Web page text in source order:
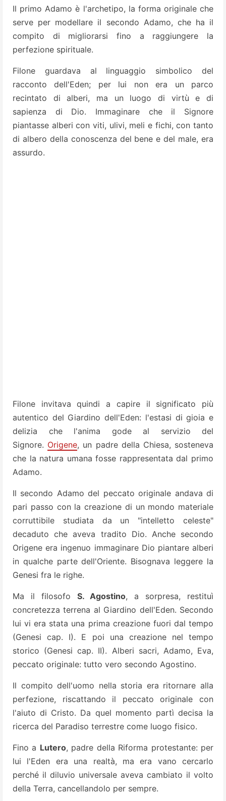
Il primo Adamo è l'archetipo, la forma originale che
serve per modellare il secondo Adamo, che ha il
compito di migliorarsi fino a raggiungere la
perfezione spirituale.
Filone guardava al linguaggio simbolico del
racconto dell'Eden; per lui non era un parco
recintato di alberi, ma un luogo di virtù e di
sapienza di Dio. Immaginare che il Signore
piantasse alberi con viti, ulivi, meli e fichi, con tanto
di albero della conoscenza del bene e del male, era
assurdo.
Filone invitava quindi a capire il significato più
autentico del Giardino dell'Eden: l'estasi di gioia e
delizia che l'anima gode al servizio del
Signore. Origene, un padre della Chiesa, sosteneva
che la natura umana fosse rappresentata dal primo
Adamo.
Il secondo Adamo del peccato originale andava di
pari passo con la creazione di un mondo materiale
corruttibile studiata da un "intelletto celeste"
decaduto che aveva tradito Dio. Anche secondo
Origene era ingenuo immaginare Dio piantare alberi
in qualche parte dell'Oriente. Bisognava leggere la
Genesi fra le righe.
Ma il filosofo S. Agostino, a sorpresa, restituì
concretezza terrena al Giardino dell'Eden. Secondo
lui vi era stata una prima creazione fuori dal tempo
(Genesi cap. I). E poi una creazione nel tempo
storico (Genesi cap. II). Alberi sacri, Adamo, Eva,
peccato originale: tutto vero secondo Agostino.
Il compito dell'uomo nella storia era ritornare alla
perfezione, riscattando il peccato originale con
l'aiuto di Cristo. Da quel momento partì decisa la
ricerca del Paradiso terrestre come luogo fisico.
Fino a Lutero, padre della Riforma protestante: per
lui l'Eden era una realtà, ma era vano cercarlo
perché il diluvio universale aveva cambiato il volto
della Terra, cancellandolo per sempre.